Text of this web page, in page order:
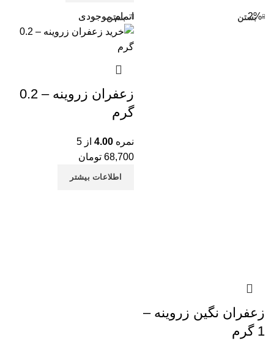
-2% بستن
زعفران نگین زروینه –
1 گرم
اتمام موجودی
بستن
زعفران زروینه – 0.2
گرم
نمره 4.00 از 5
68,700 تومان
اطلاعات بیشتر